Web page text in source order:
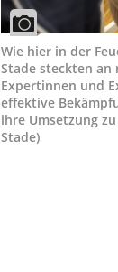
Wie hier in der
Stade steckten
Expertinnen und
effektive
ihre Umsetzung
Stade)